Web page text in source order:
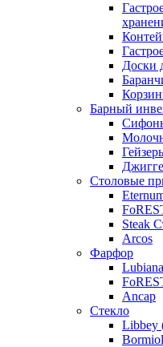
Доски
Барный
Столовые
Steak
Arcos
Фарфор
Lubiana
Ancap
Стекло